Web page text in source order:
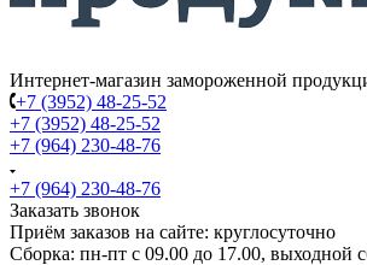
Интернет-магазин замороженной
+7 (3952) 48-25-52
+7 (3952) 48-25-52
+7 (964) 230-48-76
+7 (964) 230-48-76
Заказать звонок
Приём заказов на сайте: круглосуточно
Сборка: пн-пт с 09.00 до 17.00, выходной